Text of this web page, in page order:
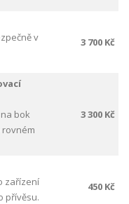
v
3 700 Kč
bok
3 300 Kč
zařízení
přívěsu.
450 Kč